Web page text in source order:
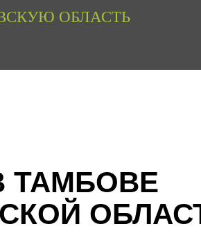
ОБЛАСТЬ
ТАМБОВЕ